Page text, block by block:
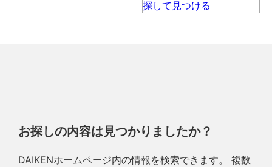
お探しの内容は見つかりましたか？
DAIKENホームページ内の情報を検索できます。 複数